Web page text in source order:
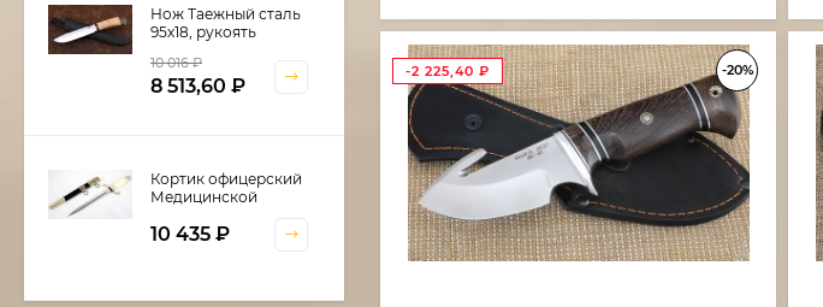
-20%
-2 225,40 ₽
Нож Таежный сталь
95х18, рукоять
10 016₽
8 513,60 ₽
Кортик офицерский
Медицинской
10 435 ₽